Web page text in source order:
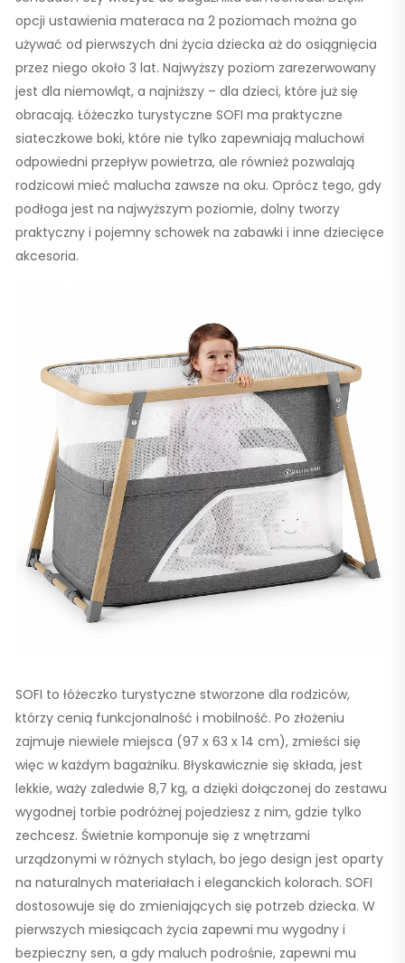
opcji ustawienia materaca na 2 poziomach można go
używać od pierwszych dni życia dziecka aż do osiągnięcia
przez niego około 3 lat. Najwyższy poziom zarezerwowany
jest dla niemowląt, a najniższy – dla dzieci, które już się
obracają. Łóżeczko turystyczne SOFI ma praktyczne
siateczkowe boki, które nie tylko zapewniają maluchowi
odpowiedni przepływ powietrza, ale również pozwalają
rodzicowi mieć malucha zawsze na oku. Oprócz tego, gdy
podłoga jest na najwyższym poziomie, dolny tworzy
praktyczny i pojemny schowek na zabawki i inne dziecięce
akcesoria.
SOFI to łóżeczko turystyczne stworzone dla rodziców,
którzy cenią funkcjonalność i mobilność. Po złożeniu
zajmuje niewiele miejsca (97 x 63 x 14 cm), zmieści się
więc w każdym bagażniku. Błyskawicznie się składa, jest
lekkie, waży zaledwie 8,7 kg, a dzięki dołączonej do zestawu
wygodnej torbie podróżnej pojedziesz z nim, gdzie tylko
zechcesz. Świetnie komponuje się z wnętrzami
urządzonymi w różnych stylach, bo jego design jest oparty
na naturalnych materiałach i eleganckich kolorach. SOFI
dostosowuje się do zmieniających się potrzeb dziecka. W
pierwszych miesiącach życia zapewni mu wygodny i
bezpieczny sen, a gdy maluch podrośnie, zapewni mu